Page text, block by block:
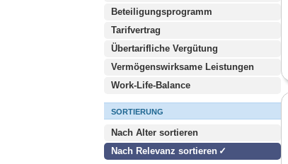
Beteiligungsprogramm
Tarifvertrag
Übertarifliche Vergütung
Vermögenswirksame Leistungen
Work-Life-Balance
SORTIERUNG
Nach Alter sortieren
Nach Relevanz sortieren